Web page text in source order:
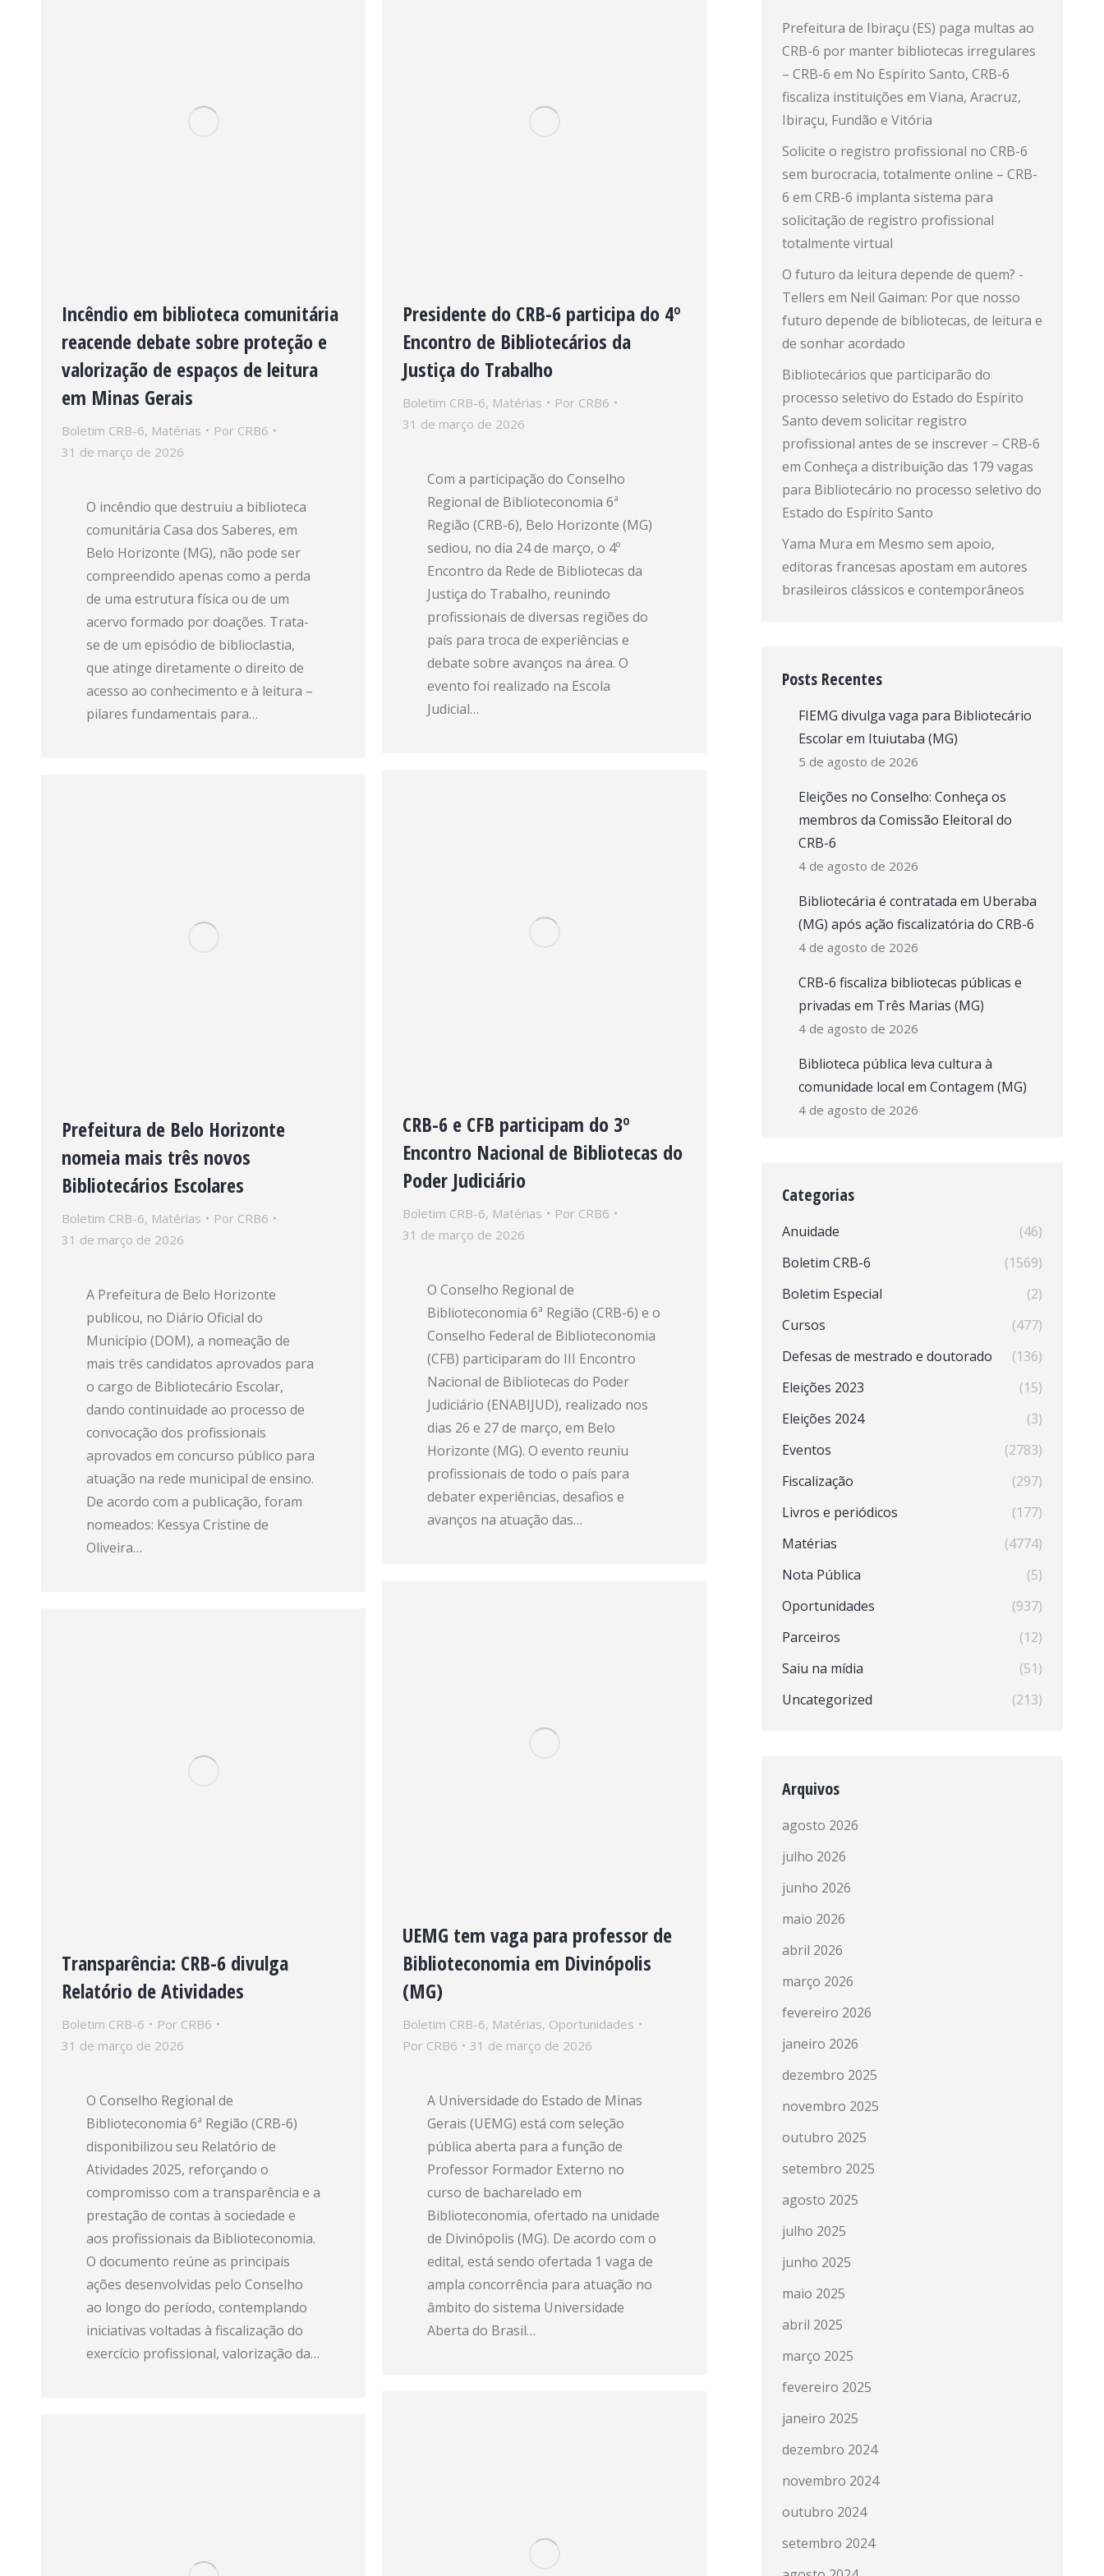
Incêndio em biblioteca comunitária
reacende debate sobre proteção e
valorização de espaços de leitura
em Minas Gerais
Boletim CRB-6, Matérias Por CRB6
31 de março de 2026
O incêndio que destruiu a biblioteca
comunitária Casa dos Saberes, em
Belo Horizonte (MG), não pode ser
compreendido apenas como a perda
de uma estrutura física ou de um
acervo formado por doações. Trata-
se de um episódio de biblioclastia,
que atinge diretamente o direito de
acesso ao conhecimento e à leitura –
pilares fundamentais para…
Presidente do CRB-6 participa do 4º
Encontro de Bibliotecários da
Justiça do Trabalho
Boletim CRB-6, Matérias Por CRB6
31 de março de 2026
Com a participação do Conselho
Regional de Biblioteconomia 6ª
Região (CRB-6), Belo Horizonte (MG)
sediou, no dia 24 de março, o 4º
Encontro da Rede de Bibliotecas da
Justiça do Trabalho, reunindo
profissionais de diversas regiões do
país para troca de experiências e
debate sobre avanços na área. O
evento foi realizado na Escola
Judicial…
CRB-6 e CFB participam do 3º
Encontro Nacional de Bibliotecas do
Poder Judiciário
Boletim CRB-6, Matérias Por CRB6
31 de março de 2026
O Conselho Regional de
Biblioteconomia 6ª Região (CRB-6) e o
Conselho Federal de Biblioteconomia
(CFB) participaram do III Encontro
Nacional de Bibliotecas do Poder
Judiciário (ENABIJUD), realizado nos
dias 26 e 27 de março, em Belo
Horizonte (MG). O evento reuniu
profissionais de todo o país para
debater experiências, desafios e
avanços na atuação das…
Prefeitura de Belo Horizonte
nomeia mais três novos
Bibliotecários Escolares
Boletim CRB-6, Matérias Por CRB6
31 de março de 2026
A Prefeitura de Belo Horizonte
publicou, no Diário Oficial do
Município (DOM), a nomeação de
mais três candidatos aprovados para
o cargo de Bibliotecário Escolar,
dando continuidade ao processo de
convocação dos profissionais
aprovados em concurso público para
atuação na rede municipal de ensino.
De acordo com a publicação, foram
nomeados: Kessya Cristine de
Oliveira…
UEMG tem vaga para professor de
Biblioteconomia em Divinópolis
(MG)
Boletim CRB-6, Matérias, Oportunidades
Por CRB6 31 de março de 2026
A Universidade do Estado de Minas
Gerais (UEMG) está com seleção
pública aberta para a função de
Professor Formador Externo no
curso de bacharelado em
Biblioteconomia, ofertado na unidade
de Divinópolis (MG). De acordo com o
edital, está sendo ofertada 1 vaga de
ampla concorrência para atuação no
âmbito do sistema Universidade
Aberta do Brasil…
Transparência: CRB-6 divulga
Relatório de Atividades
Boletim CRB-6 Por CRB6
31 de março de 2026
O Conselho Regional de
Biblioteconomia 6ª Região (CRB-6)
disponibilizou seu Relatório de
Atividades 2025, reforçando o
compromisso com a transparência e a
prestação de contas à sociedade e
aos profissionais da Biblioteconomia.
O documento reúne as principais
ações desenvolvidas pelo Conselho
ao longo do período, contemplando
iniciativas voltadas à fiscalização do
exercício profissional, valorização da…
Prefeitura de Ibiraçu (ES) paga multas ao
CRB-6 por manter bibliotecas irregulares
– CRB-6 em No Espírito Santo, CRB-6
fiscaliza instituições em Viana, Aracruz,
Ibiraçu, Fundão e Vitória
Solicite o registro profissional no CRB-6
sem burocracia, totalmente online – CRB-
6 em CRB-6 implanta sistema para
solicitação de registro profissional
totalmente virtual
O futuro da leitura depende de quem? -
Tellers em Neil Gaiman: Por que nosso
futuro depende de bibliotecas, de leitura e
de sonhar acordado
Bibliotecários que participarão do
processo seletivo do Estado do Espírito
Santo devem solicitar registro
profissional antes de se inscrever – CRB-6
em Conheça a distribuição das 179 vagas
para Bibliotecário no processo seletivo do
Estado do Espírito Santo
Yama Mura em Mesmo sem apoio,
editoras francesas apostam em autores
brasileiros clássicos e contemporâneos
Posts Recentes
FIEMG divulga vaga para Bibliotecário
Escolar em Ituiutaba (MG)
5 de agosto de 2026
Eleições no Conselho: Conheça os
membros da Comissão Eleitoral do
CRB-6
4 de agosto de 2026
Bibliotecária é contratada em Uberaba
(MG) após ação fiscalizatória do CRB-6
4 de agosto de 2026
CRB-6 fiscaliza bibliotecas públicas e
privadas em Três Marias (MG)
4 de agosto de 2026
Biblioteca pública leva cultura à
comunidade local em Contagem (MG)
4 de agosto de 2026
Categorias
Anuidade
(46)
Boletim CRB-6
(1569)
Boletim Especial
(2)
Cursos
(477)
Defesas de mestrado e doutorado
(136)
Eleições 2023
(15)
Eleições 2024
(3)
Eventos
(2783)
Fiscalização
(297)
Livros e periódicos
(177)
Matérias
(4774)
Nota Pública
(5)
Oportunidades
(937)
Parceiros
(12)
Saiu na mídia
(51)
Uncategorized
(213)
Arquivos
agosto 2026
julho 2026
junho 2026
maio 2026
abril 2026
março 2026
fevereiro 2026
janeiro 2026
dezembro 2025
novembro 2025
outubro 2025
setembro 2025
agosto 2025
julho 2025
junho 2025
maio 2025
abril 2025
março 2025
fevereiro 2025
janeiro 2025
dezembro 2024
novembro 2024
outubro 2024
setembro 2024